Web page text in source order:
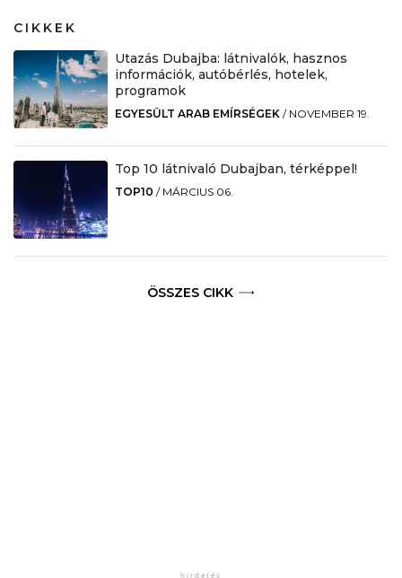
CIKKEK
Utazás Dubajba: látnivalók, hasznos
információk, autóbérlés, hotelek,
programok
EGYESÜLT ARAB EMÍRSÉGEK / NOVEMBER 19.
Top 10 látnivaló Dubajban, térképpel!
TOP10 / MÁRCIUS 06.
ÖSSZES CIKK